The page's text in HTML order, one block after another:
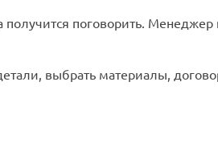
поговорить.
выбрать материалы,